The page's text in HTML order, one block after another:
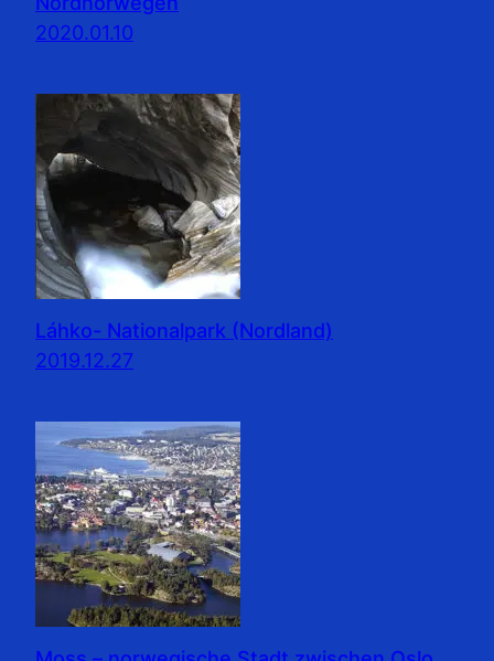
2020.01.10
Láhko- Nationalpark (Nordland)
2019.12.27